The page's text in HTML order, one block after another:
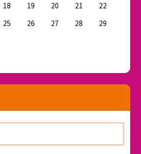
18 19 20 21
22
25 26 27 28
29